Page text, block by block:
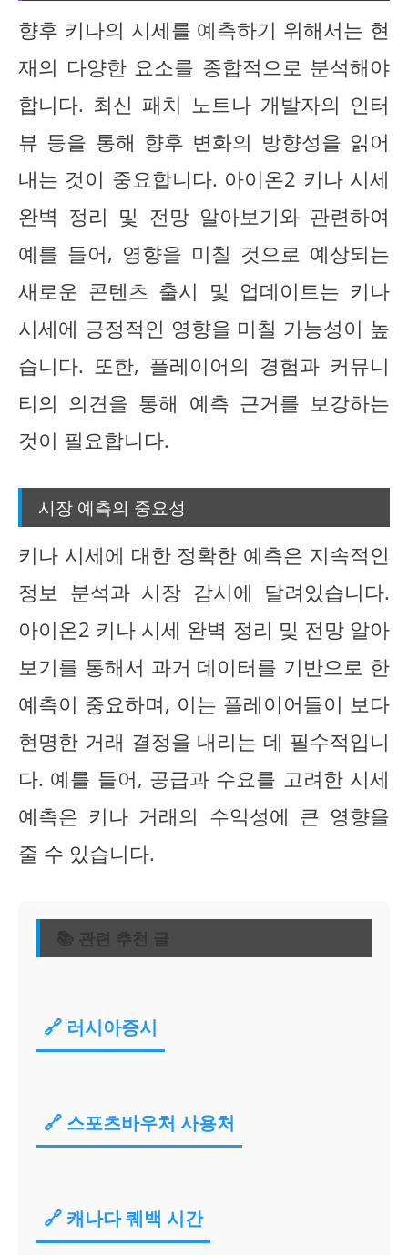
향후 키나의 시세를 예측하기 위해서는 현
재의 다양한 요소를 종합적으로 분석해야
합니다. 최신 패치 노트나 개발자의 인터
뷰 등을 통해 향후 변화의 방향성을 읽어
내는 것이 중요합니다. 아이온2 키나 시세
완벽 정리 및 전망 알아보기와 관련하여
예를 들어, 영향을 미칠 것으로 예상되는
새로운 콘텐츠 출시 및 업데이트는 키나
시세에 긍정적인 영향을 미칠 가능성이 높
습니다. 또한, 플레이어의 경험과 커뮤니
티의 의견을 통해 예측 근거를 보강하는
것이 필요합니다.
시장 예측의 중요성
키나 시세에 대한 정확한 예측은 지속적인
정보 분석과 시장 감시에 달려있습니다.
아이온2 키나 시세 완벽 정리 및 전망 알아
보기를 통해서 과거 데이터를 기반으로 한
예측이 중요하며, 이는 플레이어들이 보다
현명한 거래 결정을 내리는 데 필수적입니
다. 예를 들어, 공급과 수요를 고려한 시세
예측은 키나 거래의 수익성에 큰 영향을
줄 수 있습니다.
📚 관련 추천 글
🔗 러시아증시
🔗 스포츠바우처 사용처
🔗 캐나다 퀘백 시간